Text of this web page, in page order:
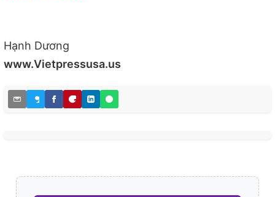
Hạnh Dương
www.Vietpressusa.us